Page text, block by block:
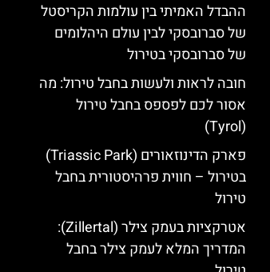
ההבדל האמיתי בין עולמות הקריסטל
של סברובסקי לבין עולם היהלומים
של סברובסקי בטירול
חובה לראות ולעשות בחבל טירול: מה
אסור לכם לפספס בחבל טירול
(Tyrol)
פארק הדינוזאורים (Triassic Park)
בטירול – חווית פרהיסטורית בחבל
טירול
אטרקציות בעמק צילר (Zillertal):
המדריך המלא לעמק צילר בחבל